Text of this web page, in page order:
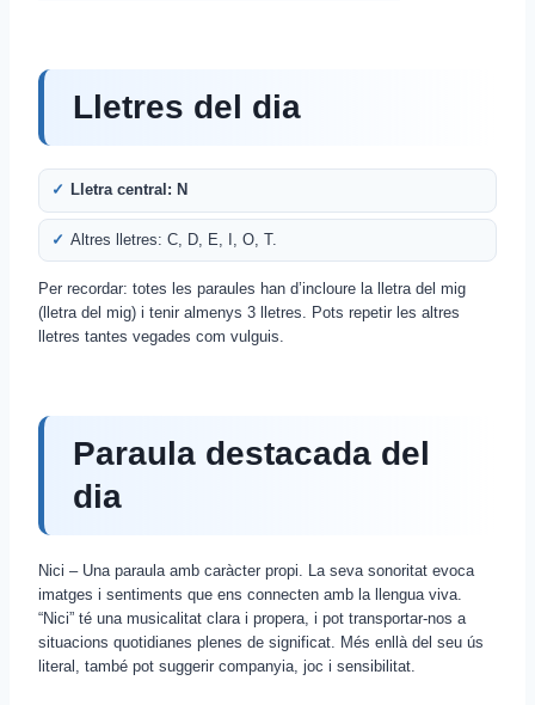
Lletres del dia
Lletra central: N
Altres lletres: C, D, E, I, O, T.
Per recordar: totes les paraules han d’incloure la lletra del mig
(lletra del mig) i tenir almenys 3 lletres. Pots repetir les altres
lletres tantes vegades com vulguis.
Paraula destacada del
dia
Nici – Una paraula amb caràcter propi. La seva sonoritat evoca
imatges i sentiments que ens connecten amb la llengua viva.
“Nici” té una musicalitat clara i propera, i pot transportar-nos a
situacions quotidianes plenes de significat. Més enllà del seu ús
literal, també pot suggerir companyia, joc i sensibilitat.